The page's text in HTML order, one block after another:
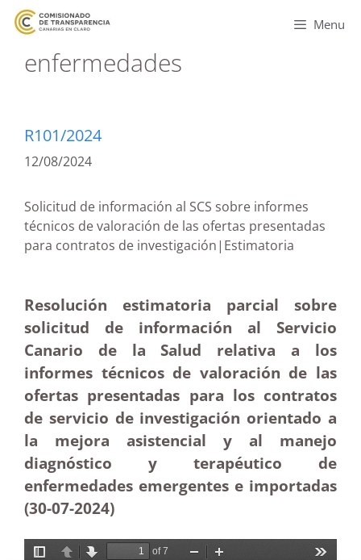
Menu
enfermedades
R101/2024
12/08/2024
Solicitud de información al SCS sobre informes
técnicos de valoración de las ofertas presentadas
para contratos de investigación|Estimatoria
Resolución estimatoria parcial sobre
solicitud de información al Servicio
Canario de la Salud relativa a los
informes técnicos de valoración de las
ofertas presentadas para los contratos
de servicio de investigación orientado a
la mejora asistencial y al manejo
diagnóstico y terapéutico de
enfermedades emergentes e importadas
(30-07-2024)